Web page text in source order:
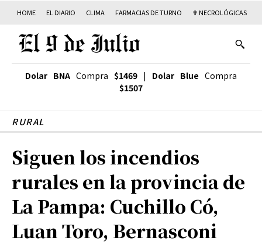
HOME EL DIARIO CLIMA FARMACIAS DE TURNO ✟ NECROLÓGICAS
Dolar BNA Compra $1469 | Dolar Blue Compra
$1507
RURAL
Siguen los incendios
rurales en la provincia de
La Pampa: Cuchillo Có,
Luan Toro, Bernasconi